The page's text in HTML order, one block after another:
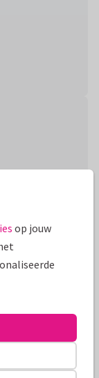
vlindertjes
op jouw